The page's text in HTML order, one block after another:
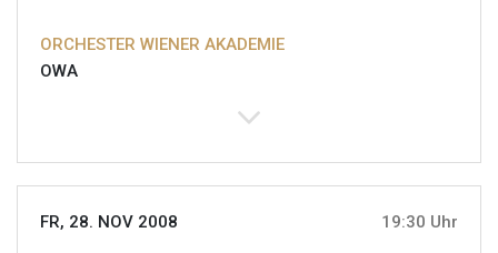
ORCHESTER WIENER AKADEMIE
OWA
FR, 28. NOV 2008 19:30 Uhr